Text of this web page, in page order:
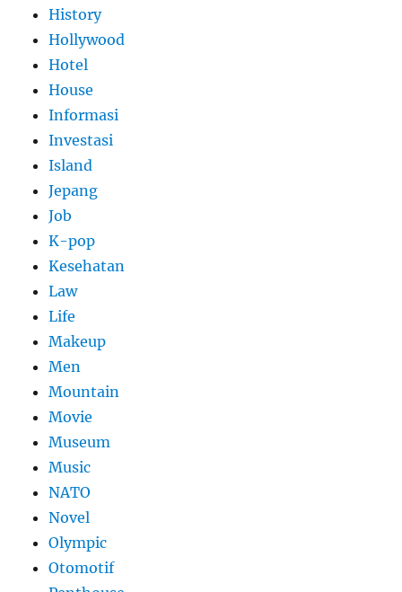
History
Hollywood
Hotel
House
Informasi
Investasi
Island
Jepang
Job
K-pop
Kesehatan
Law
Life
Makeup
Men
Mountain
Movie
Museum
Music
NATO
Novel
Olympic
Otomotif